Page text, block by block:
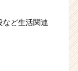
など生活関連